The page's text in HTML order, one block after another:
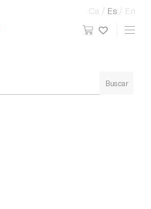
view cartMy
Ca Es En
Buscar